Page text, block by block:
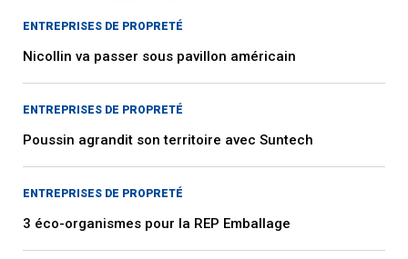
ENTREPRISES DE PROPRETÉ
Nicollin va passer sous pavillon américain
ENTREPRISES DE PROPRETÉ
Poussin agrandit son territoire avec Suntech
ENTREPRISES DE PROPRETÉ
3 éco-organismes pour la REP Emballage